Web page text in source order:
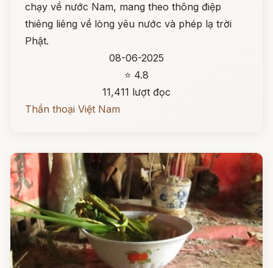
chạy về nước Nam, mang theo thông điệp
thiêng liêng về lòng yêu nước và phép lạ trời
Phật.
08-06-2025
⭐ 4.8
11,411 lượt đọc
Thần thoại Việt Nam